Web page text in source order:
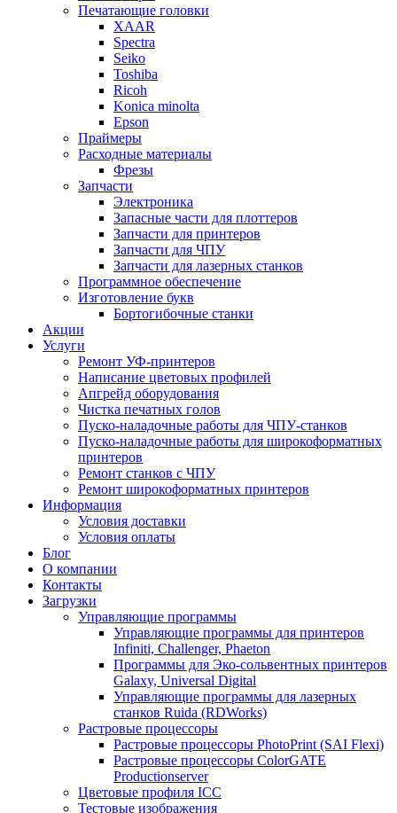
Печатающие головки
XAAR
Spectra
Seiko
Toshiba
Ricoh
Konica minolta
Epson
Праймеры
Расходные материалы
Фрезы
Запчасти
Электроника
Запасные части для плоттеров
Запчасти для принтеров
Запчасти для ЧПУ
Запчасти для лазерных станков
Программное обеспечение
Изготовление букв
Бортогибочные станки
Акции
Услуги
Ремонт УФ-принтеров
Написание цветовых профилей
Апгрейд оборудования
Чистка печатных голов
Пуско-наладочные работы для ЧПУ-станков
Пуско-наладочные работы для широкоформатных
принтеров
Ремонт станков с ЧПУ
Ремонт широкоформатных принтеров
Информация
Условия доставки
Условия оплаты
Блог
О компании
Контакты
Загрузки
Управляющие программы
Управляющие программы для принтеров
Infiniti, Challenger, Phaeton
Программы для Эко-сольвентных принтеров
Galaxy, Universal Digital
Управляющие программы для лазерных
станков Ruida (RDWorks)
Растровые процессоры
Растровые процессоры PhotoPrint (SAI Flexi)
Растровые процессоры ColorGATE
Productionserver
Цветовые профиля ICC
Тестовые изображения